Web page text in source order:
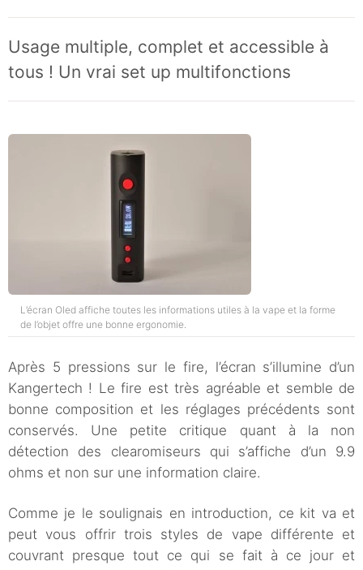
Usage multiple, complet et accessible à
tous ! Un vrai set up multifonctions
L’écran Oled affiche toutes les informations utiles à la vape et la forme
de l’objet offre une bonne ergonomie.
Après 5 pressions sur le fire, l’écran s’illumine d’un
Kangertech ! Le fire est très agréable et semble de
bonne composition et les réglages précédents sont
conservés. Une petite critique quant à la non
détection des clearomiseurs qui s’affiche d’un 9.9
ohms et non sur une information claire.
Comme je le soulignais en introduction, ce kit va et
peut vous offrir trois styles de vape différente et
couvrant presque tout ce qui se fait à ce jour et